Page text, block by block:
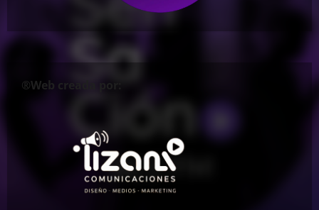
®Web creada por: